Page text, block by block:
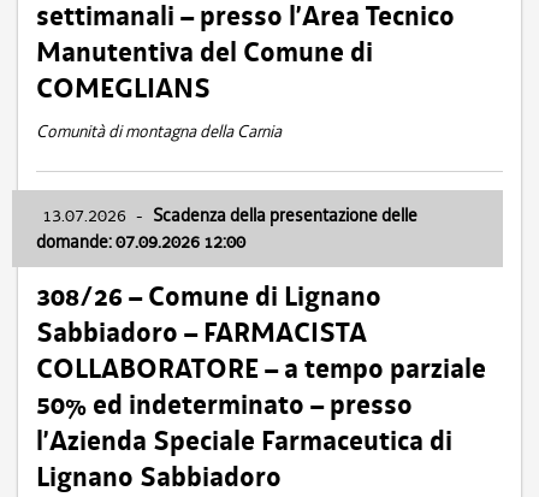
settimanali – presso l’Area Tecnico
Manutentiva del Comune di
COMEGLIANS
Comunità di montagna della Carnia
13.07.2026 - Scadenza della presentazione delle
domande: 07.09.2026 12:00
308/26 – Comune di Lignano
Sabbiadoro – FARMACISTA
COLLABORATORE – a tempo parziale
50% ed indeterminato – presso
l’Azienda Speciale Farmaceutica di
Lignano Sabbiadoro